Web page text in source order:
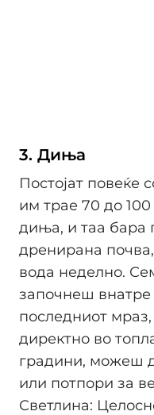
3. Диња
Постојат повеќе
им трае 70 до
диња, и таа бара
дренирана
вода неделно.
започнеш
последниот
директно во
градини, можеш
или потпори за
Светлина: